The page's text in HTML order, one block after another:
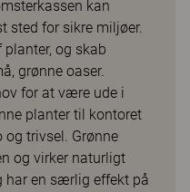
kan
sted for sikre miljøer.
og skab
grønne oaser.
for at være ude i
planter til kontoret
og trivsel. Grønne
og virker naturligt
har en særlig effekt på